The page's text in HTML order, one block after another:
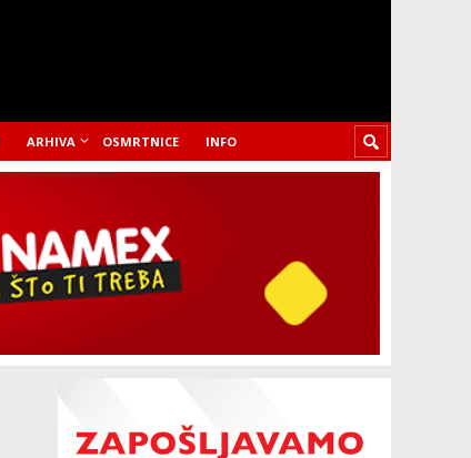
ARHIVA OSMRTNICE INFO